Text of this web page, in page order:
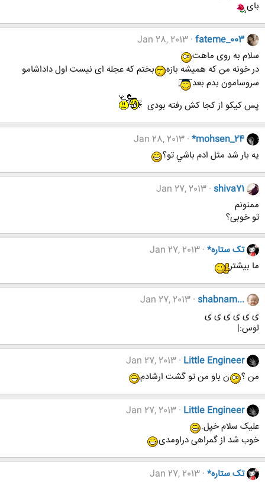
بای
fateme_003
Jan 28, 2013
سلام به روی ماهت
در خونه من که همیشه بازه
بختم که عجله ای نیست اول داداشامو
سروسامون بدم بعد
پس کیکو از کجا کش رفته بودی
*mohsen_24
Jan 28, 2013
يه بار شد مثل ادم باشي تو؟
shiva71
Jan 27, 2013
ممنونم
تو خوبی؟
تک ستاره* Jan 27, 2013
ما بیشتر
shabnam...
Jan 27, 2013
ی ی ی ی ی ی
لوس:|
Little Engineer
Jan 27, 2013
من ؟
ن باو من تو گشت ارشادم
Little Engineer
Jan 27, 2013
علیک سلام خپل.
خوب شد از گمراهی دراومدی
تک ستاره* Jan 27, 2013